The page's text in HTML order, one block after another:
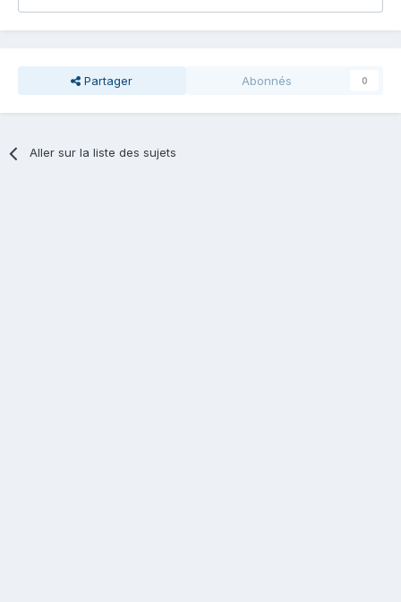
Partager Abonnés 0
Aller sur la liste des sujets